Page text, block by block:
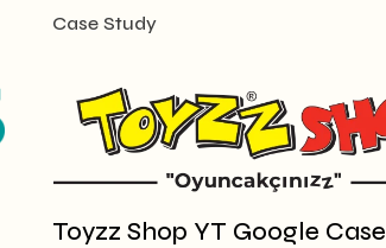
Case Study
Toyzz Shop YT Google Case